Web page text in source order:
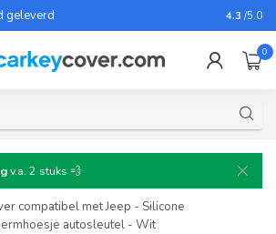
geleverd Voor
4.3 /5.0
0
v.a. 2 stuks 💨
compatibel met Jeep - Silicone
autosleutel - Wit